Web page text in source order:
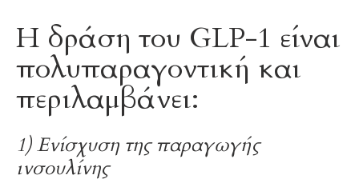
Η δράση του GLP-1 είναι
πολυπαραγοντική και
περιλαμβάνει:
1) Ενίσχυση της παραγωγής
ινσουλίνης